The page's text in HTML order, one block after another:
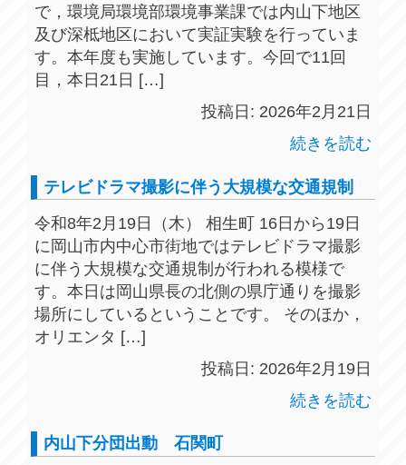
で，環境局環境部環境事業課では内山下地区
及び深柢地区において実証実験を行っていま
す。本年度も実施しています。今回で11回
目，本日21日 […]
投稿日: 2026年2月21日
続きを読む
テレビドラマ撮影に伴う大規模な交通規制
令和8年2月19日（木） 相生町 16日から19日
に岡山市内中心市街地ではテレビドラマ撮影
に伴う大規模な交通規制が行われる模様で
す。本日は岡山県長の北側の県庁通りを撮影
場所にしているということです。 そのほか，
オリエンタ […]
投稿日: 2026年2月19日
続きを読む
内山下分団出動 石関町